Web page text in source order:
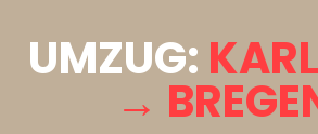
UMZUG:
→